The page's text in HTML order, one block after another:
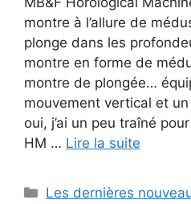
montre à l’allure de
plonge dans les
montre en forme de
montre de plongée…
mouvement vertical et
oui, j’ai un peu traîné
HM … Lire la suite
Catégories
Les dernières